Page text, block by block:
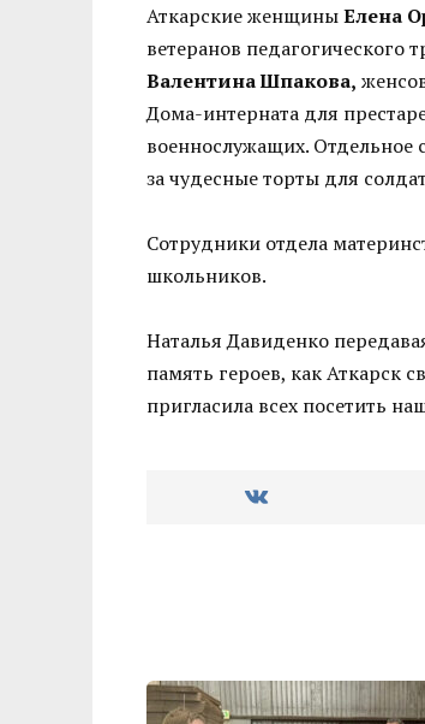
Аткарские женщиныЕлена
ветеранов педагогического
Валентина Шпакова,
Дома-интерната для
военнослужащих. Отдельное
за чудесные торты для
Сотрудники отдела
школьников.
Наталья Давиденко
память героев, как Аткарск
пригласила всех посетить